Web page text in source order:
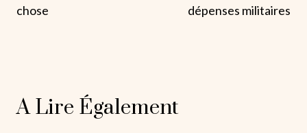
chose
dépenses militaires
A Lire Également